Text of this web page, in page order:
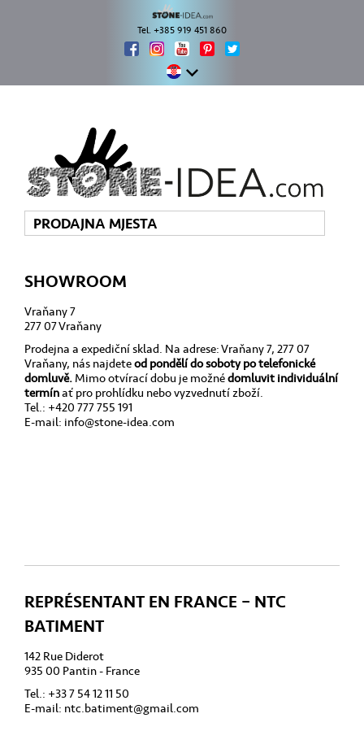
Tel. +385 919 451 860
PRODAJNA MJESTA
SHOWROOM
Vraňany 7
277 07 Vraňany
Prodejna a expediční sklad. Na adrese: Vraňany 7, 277 07
Vraňany, nás najdeteod pondělí do soboty po telefonické
domluvě.Mimo otvírací dobu je možnédomluvit individuální
termínať pro prohlídku nebo vyzvednutí zboží.
Tel.: +420 777 755 191
E-mail: info@stone-idea.com
REPRÉSENTANT EN FRANCE – NTC
BATIMENT
142 Rue Diderot
935 00 Pantin - France
Tel.: +33 7 54 12 11 50
E-mail: ntc.batiment@gmail.com